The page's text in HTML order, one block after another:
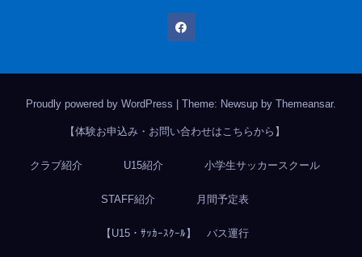
Proudly powered by WordPress | Theme: Newsup by Themeansar.
【体験お申込み・お問い合わせはこちらから】
クラブ紹介 U15紹介 小学生サッカースクール
STAFF紹介 月間予定表
【U15・ｻｯｶｰｽｸｰﾙ】 バス運行